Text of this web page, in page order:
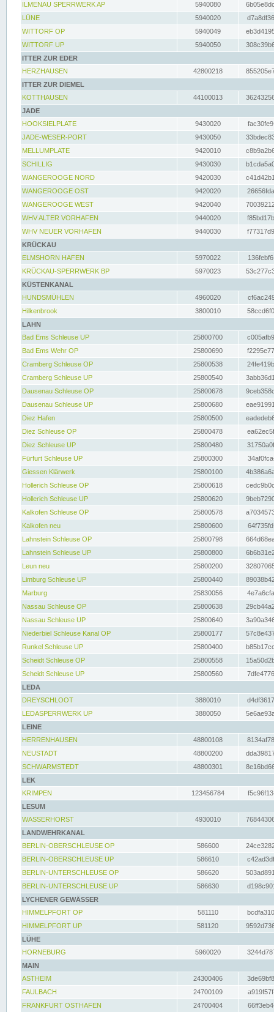
ILMENAU SPERRWERK AP
5940080
LÜNE
5940020
WITTORF OP
5940049
WITTORF UP
5940050
ITTER ZUR EDER
HERZHAUSEN
42800218
ITTER ZUR DIEMEL
KOTTHAUSEN
44100013
JADE
HOOKSIELPLATE
9430020
JADE-WESER-PORT
9430050
MELLUMPLATE
9420010
SCHILLIG
9430030
WANGEROOGE NORD
9420030
WANGEROOGE OST
9420020
WANGEROOGE WEST
9420040
WHV ALTER VORHAFEN
9440020
WHV NEUER VORHAFEN
9440030
KRÜCKAU
ELMSHORN HAFEN
5970022
KRÜCKAU-SPERRWERK BP
5970023
KÜSTENKANAL
HUNDSMÜHLEN
4960020
Hilkenbrook
3800010
LAHN
Bad Ems Schleuse UP
25800700
Bad Ems Wehr OP
25800690
Cramberg Schleuse OP
25800538
Cramberg Schleuse UP
25800540
Dausenau Schleuse OP
25800678
Dausenau Schleuse UP
25800680
Diez Hafen
25800500
Diez Schleuse OP
25800478
Diez Schleuse UP
25800480
Fürfurt Schleuse UP
25800300
Giessen Klärwerk
25800100
Hollerich Schleuse OP
25800618
Hollerich Schleuse UP
25800620
Kalkofen Schleuse OP
25800578
Kalkofen neu
25800600
Lahnstein Schleuse OP
25800798
Lahnstein Schleuse UP
25800800
Leun neu
25800200
Limburg Schleuse UP
25800440
Marburg
25830056
Nassau Schleuse OP
25800638
Nassau Schleuse UP
25800640
Niederbiel Schleuse Kanal OP
25800177
Runkel Schleuse UP
25800400
Scheidt Schleuse OP
25800558
Scheidt Schleuse UP
25800560
LEDA
DREYSCHLOOT
3880010
LEDASPERRWERK UP
3880050
LEINE
HERRENHAUSEN
48800108
NEUSTADT
48800200
SCHWARMSTEDT
48800301
LEK
KRIMPEN
123456784
LESUM
WASSERHORST
4930010
LANDWEHRKANAL
BERLIN-OBERSCHLEUSE OP
586600
BERLIN-OBERSCHLEUSE UP
586610
BERLIN-UNTERSCHLEUSE OP
586620
BERLIN-UNTERSCHLEUSE UP
586630
LYCHENER GEWÄSSER
HIMMELPFORT OP
581110
HIMMELPFORT UP
581120
LÜHE
HORNEBURG
5960020
MAIN
ASTHEIM
24300406
FAULBACH
24700109
FRANKFURT OSTHAFEN
24700404